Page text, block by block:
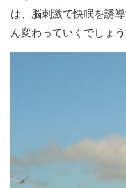
は、脳刺激で快眠を誘
ん変わっていくでしょう